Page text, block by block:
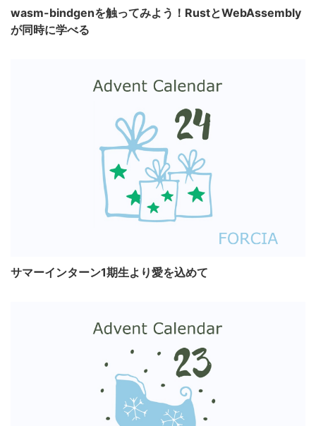
wasm-bindgenを触ってみよう！RustとWebAssembly
が同時に学べる
サマーインターン1期生より愛を込めて